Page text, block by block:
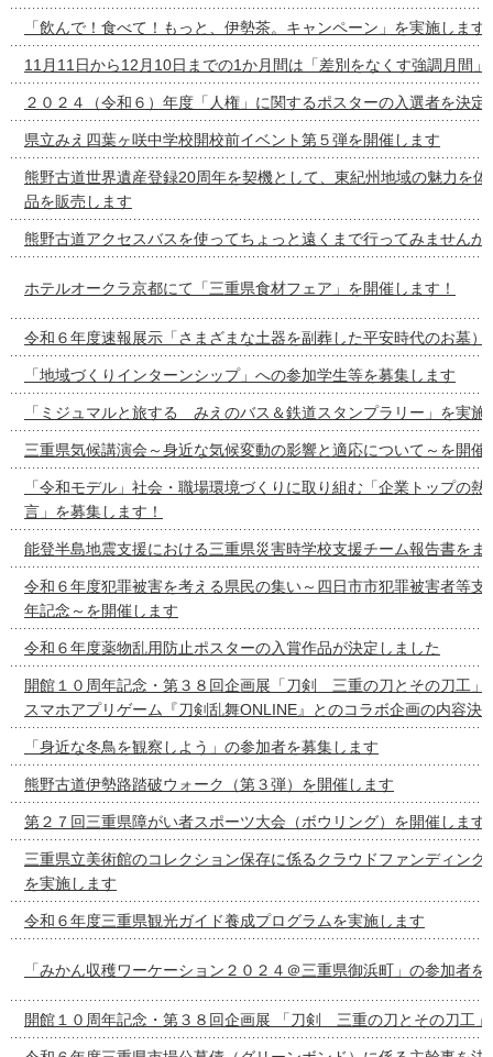
「飲んで！食べて！もっと、伊勢茶。キャンペーン」を実施します
11月11日から12月10日までの1か月間は「差別をなくす強調月間」
２０２４（令和６）年度「人権」に関するポスターの入選者を決定
県立みえ四葉ヶ咲中学校開校前イベント第５弾を開催します
熊野古道世界遺産登録20周年を契機として、東紀州地域の魅力を
品を販売します
熊野古道アクセスバスを使ってちょっと遠くまで行ってみませんか
ホテルオークラ京都にて「三重県食材フェア」を開催します！
令和６年度速報展示「さまざまな土器を副葬した平安時代のお墓）
「地域づくりインターンシップ」への参加学生等を募集します
「ミジュマルと旅する みえのバス＆鉄道スタンプラリー」を実施
三重県気候講演会～身近な気候変動の影響と適応について～を開催
「令和モデル」社会・職場環境づくりに取り組む「企業トップの
言」を募集します！
能登半島地震支援における三重県災害時学校支援チーム報告書をま
令和６年度犯罪被害を考える県民の集い～四日市市犯罪被害者等支
年記念～を開催します
令和６年度薬物乱用防止ポスターの入賞作品が決定しました
開館１０周年記念・第３８回企画展「刀剣 三重の刀とその刀工」
スマホアプリゲーム『刀剣乱舞ONLINE』とのコラボ企画の内容決
「身近な冬鳥を観察しよう」の参加者を募集します
熊野古道伊勢路踏破ウォーク（第３弾）を開催します
第２７回三重県障がい者スポーツ大会（ボウリング）を開催します
三重県立美術館のコレクション保存に係るクラウドファンディング
を実施します
令和６年度三重県観光ガイド養成プログラムを実施します
「みかん収穫ワーケーション２０２４＠三重県御浜町」の参加者を
開館１０周年記念・第３８回企画展 「刀剣 三重の刀とその刀工